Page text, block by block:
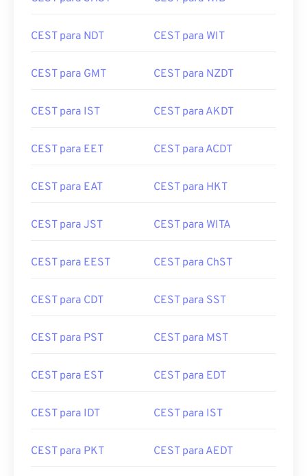
CEST para NDT CEST para WIT
CEST para GMT CEST para NZDT
CEST para IST CEST para AKDT
CEST para EET CEST para ACDT
CEST para EAT CEST para HKT
CEST para JST CEST para WITA
CEST para EEST CEST para ChST
CEST para CDT CEST para SST
CEST para PST CEST para MST
CEST para EST CEST para EDT
CEST para IDT CEST para IST
CEST para PKT CEST para AEDT